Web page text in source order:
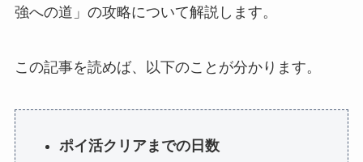
強への道」の攻略について解説します。
この記事を読めば、以下のことが分かります。
ポイ活クリアまでの日数